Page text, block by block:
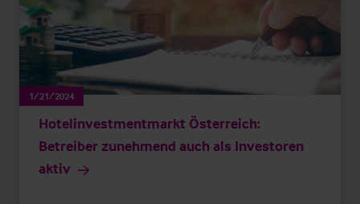
1/21/2024
Hotelinvestmentmarkt Österreich:
Betreiber zunehmend auch als Investoren
aktiv